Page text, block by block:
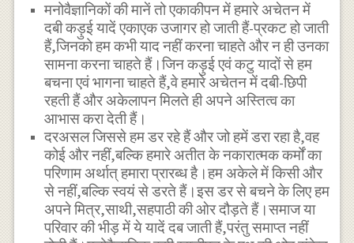
मनोवैज्ञानिकों की मानें तो एकाकीपन में हमारे अचेतन में
दबी कड़ुई यादें एकाएक उजागर हो जाती हैं-प्रकट हो जाती
हैं,जिनको हम कभी याद नहीं करना चाहते और न ही उनका
सामना करना चाहते हैं।जिन कड़ुई एवं कटु यादों से हम
बचना एवं भागना चाहते हैं,वे हमारे अचेतन में दबी-छिपी
रहती हैं और अकेलापन मिलते ही अपने अस्तित्व का
आभास करा देती हैं।
दरअसल जिससे हम डर रहे हैं और जो हमें डरा रहा है,वह
कोई और नहीं,बल्कि हमारे अतीत के नकारात्मक कर्मों का
परिणाम अर्थात् हमारा प्रारब्ध है।हम अकेले में किसी और
से नहीं,बल्कि स्वयं से डरते हैं।इस डर से बचने के लिए हम
अपने मित्र,साथी,सहपाठी की ओर दौड़ते हैं।समाज या
परिवार की भीड़ में ये यादें दब जाती हैं,परंतु समाप्त नहीं